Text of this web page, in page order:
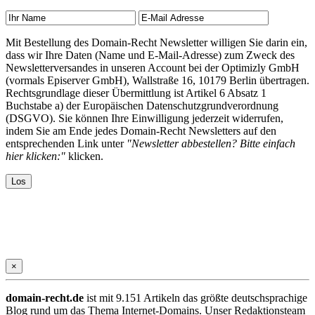
Mit Bestellung des Domain-Recht Newsletter willigen Sie darin ein,
dass wir Ihre Daten (Name und E-Mail-Adresse) zum Zweck des
Newsletterversandes in unseren Account bei der Optimizly GmbH
(vormals Episerver GmbH), Wallstraße 16, 10179 Berlin übertragen.
Rechtsgrundlage dieser Übermittlung ist Artikel 6 Absatz 1
Buchstabe a) der Europäischen Datenschutzgrundverordnung
(DSGVO). Sie können Ihre Einwilligung jederzeit widerrufen,
indem Sie am Ende jedes Domain-Recht Newsletters auf den
entsprechenden Link unter "Newsletter abbestellen? Bitte einfach
hier klicken:" klicken.
×
domain-recht.de ist mit 9.151 Artikeln das größte deutschsprachige
Blog rund um das Thema Internet-Domains. Unser Redaktionsteam